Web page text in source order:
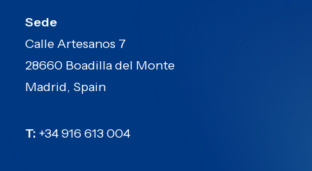
Sede
Calle Artesanos 7
28660 Boadilla del Monte
Madrid, Spain
T: +34 916 613 004